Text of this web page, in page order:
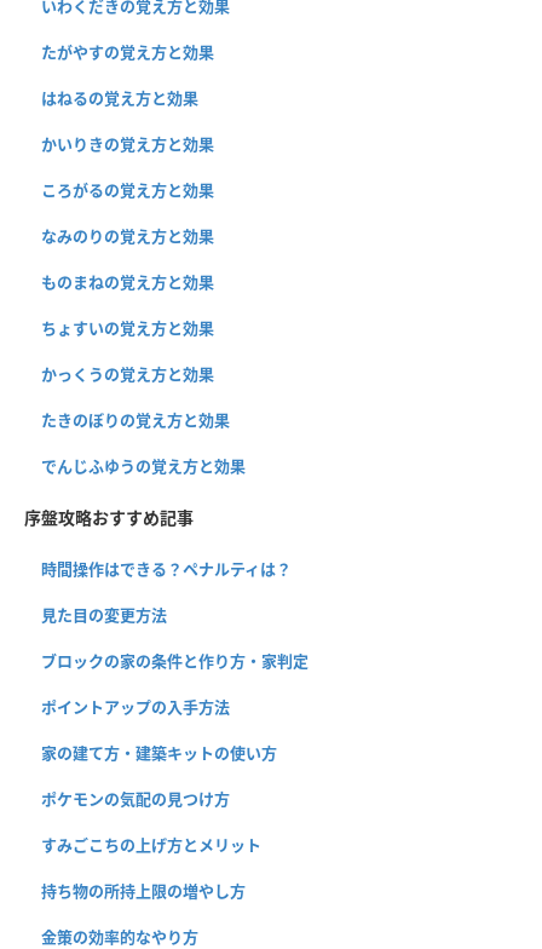
いわくだきの覚え方と効果
たがやすの覚え方と効果
はねるの覚え方と効果
かいりきの覚え方と効果
ころがるの覚え方と効果
なみのりの覚え方と効果
ものまねの覚え方と効果
ちょすいの覚え方と効果
かっくうの覚え方と効果
たきのぼりの覚え方と効果
でんじふゆうの覚え方と効果
序盤攻略おすすめ記事
時間操作はできる？ペナルティは？
見た目の変更方法
ブロックの家の条件と作り方・家判定
ポイントアップの入手方法
家の建て方・建築キットの使い方
ポケモンの気配の見つけ方
すみごこちの上げ方とメリット
持ち物の所持上限の増やし方
金策の効率的なやり方